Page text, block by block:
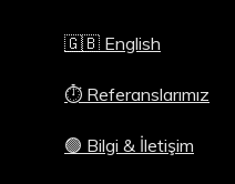
🇬🇧 English
⏱️ Referanslarımız
🟢 Bilgi & İletişim